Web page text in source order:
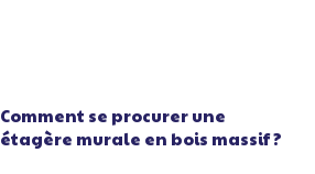
Comment se procurer une
étagère murale en bois massif ?